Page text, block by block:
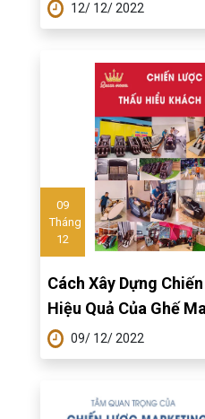
12/ 12/ 2022
09
Tháng
12
Cách Xây Dựng
Hiệu Quả Của Ghế
09/ 12/ 2022